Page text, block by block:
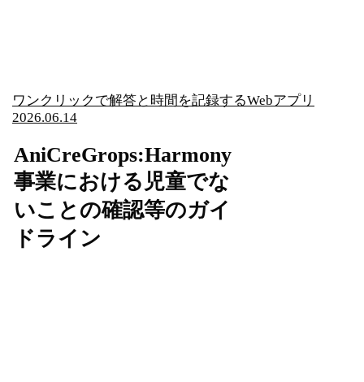
ワンクリックで解答と時間を記録するWebアプリ
2026.06.14
AniCreGrops:Harmony
事業における児童でな
いことの確認等のガイ
ドライン